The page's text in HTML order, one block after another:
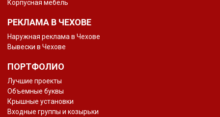
Корпусная мебель
РЕКЛАМА В ЧЕХОВЕ
Наружная реклама в Чехове
Вывески в Чехове
ПОРТФОЛИО
Лучшие проекты
Объемные буквы
Крышные установки
Входные группы и козырьки